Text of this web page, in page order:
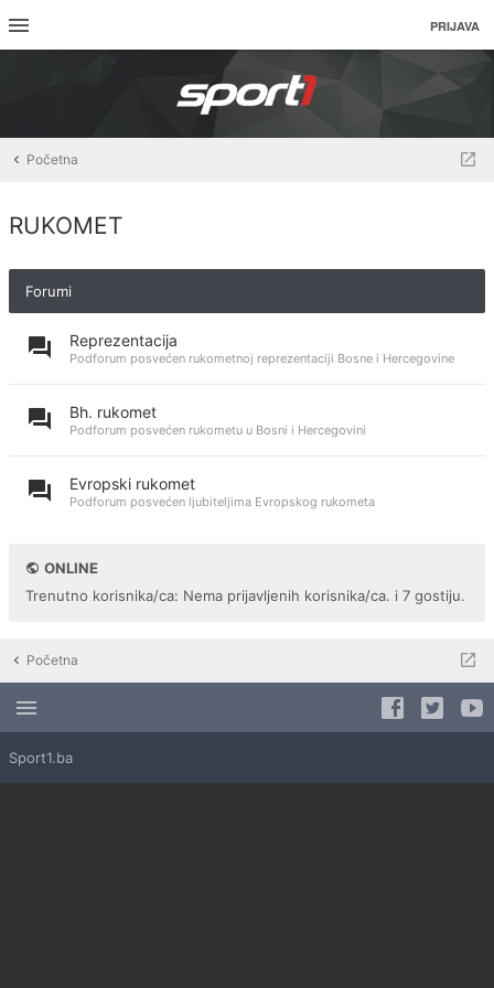
PRIJAVA
Početna
RUKOMET
Forumi
Reprezentacija
Podforum posvećen rukometnoj reprezentaciji Bosne i Hercegovine
Bh. rukomet
Podforum posvećen rukometu u Bosni i Hercegovini
Evropski rukomet
Podforum posvećen ljubiteljima Evropskog rukometa
ONLINE
Trenutno korisnika/ca: Nema prijavljenih korisnika/ca. i 7 gostiju.
Početna
Sport1.ba